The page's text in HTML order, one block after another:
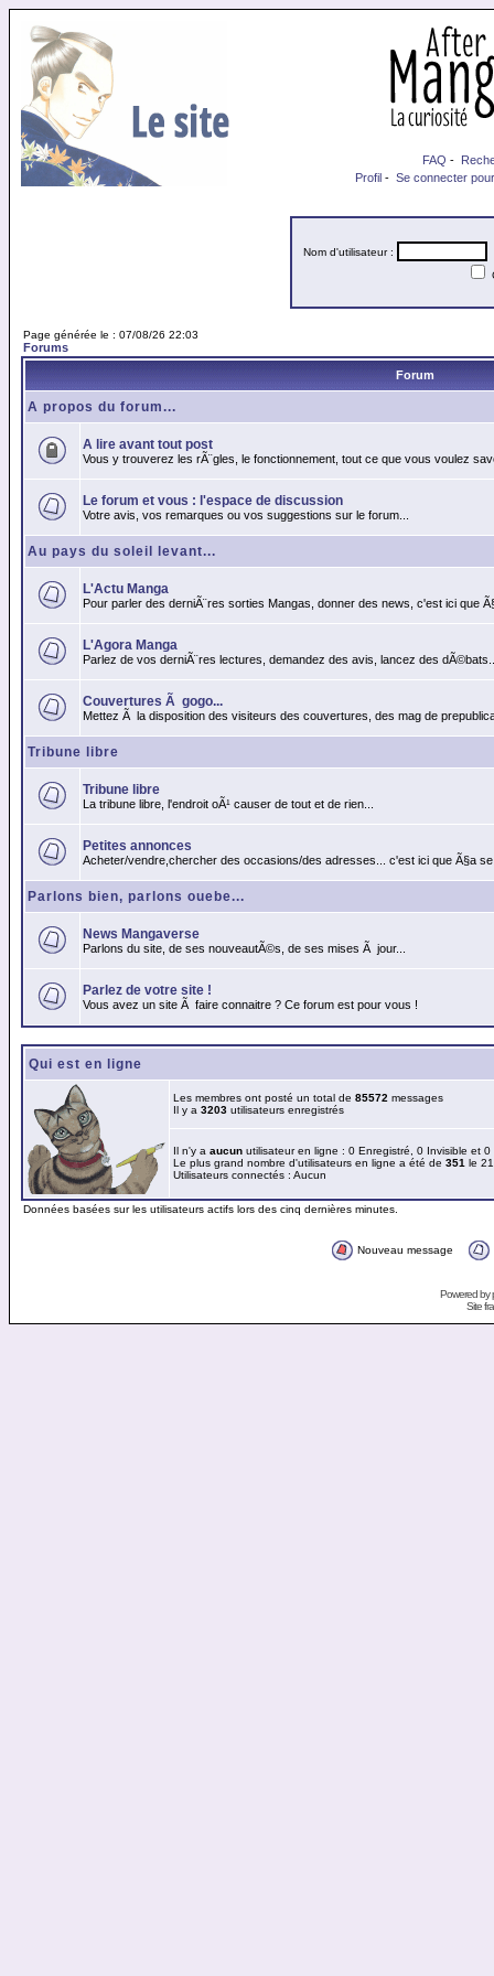
FAQ -
Profil - Se connecter
Nom d'utilisateur :
Page générée le : 07/08/26 22:03
Forums
Forum
A propos du forum...
A lire avant tout post
Vous y trouverez les rÃ¨gles, le fonctionnement, tout ce que vous voulez
Le forum et vous : l'espace de discussion
Votre avis, vos remarques ou vos suggestions sur le forum...
Au pays du soleil levant...
L'Actu Manga
Pour parler des derniÃ¨res sorties Mangas, donner des news, c'est ici que
L'Agora Manga
Parlez de vos derniÃ¨res lectures, demandez des avis, lancez des
Couvertures Ã gogo...
Mettez Ã la disposition des visiteurs des couvertures, des mag de
Tribune libre
Tribune libre
La tribune libre, l'endroit oÃ¹ causer de tout et de rien...
Petites annonces
Acheter/vendre,chercher des occasions/des adresses... c'est ici que Ã§a
Parlons bien, parlons ouebe...
News Mangaverse
Parlons du site, de ses nouveautÃ©s, de ses mises Ã jour...
Parlez de votre site !
Vous avez un site Ã faire connaitre ? Ce forum est pour vous !
Qui est en ligne
Les membres ont posté un total de 85572 messages
Il y a 3203 utilisateurs enregistrés
Il n'y a aucun utilisateur en ligne : 0 Enregistré, 0 Invisible et
Le plus grand nombre d'utilisateurs en ligne a été de 351 le
Utilisateurs connectés : Aucun
Données basées sur les utilisateurs actifs lors des cinq dernières minutes.
Nouveau message
Powered by
Site